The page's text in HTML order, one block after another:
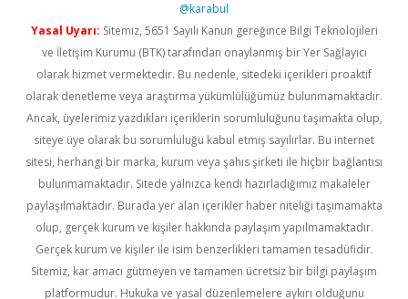
@karabul
Yasal Uyarı: Sitemiz, 5651 Sayılı Kanun gereğince Bilgi Teknolojileri
ve İletişim Kurumu (BTK) tarafından onaylanmış bir Yer Sağlayıcı
olarak hizmet vermektedir. Bu nedenle, sitedeki içerikleri proaktif
olarak denetleme veya araştırma yükümlülüğümüz bulunmamaktadır.
Ancak, üyelerimiz yazdıkları içeriklerin sorumluluğunu taşımakta olup,
siteye üye olarak bu sorumluluğu kabul etmiş sayılırlar. Bu internet
sitesi, herhangi bir marka, kurum veya şahıs şirketi ile hiçbir bağlantısı
bulunmamaktadır. Sitede yalnızca kendi hazırladığımız makaleler
paylaşılmaktadır. Burada yer alan içerikler haber niteliği taşımamakta
olup, gerçek kurum ve kişiler hakkında paylaşım yapılmamaktadır.
Gerçek kurum ve kişiler ile isim benzerlikleri tamamen tesadüfidir.
Sitemiz, kar amacı gütmeyen ve tamamen ücretsiz bir bilgi paylaşım
platformudur. Hukuka ve yasal düzenlemelere aykırı olduğunu